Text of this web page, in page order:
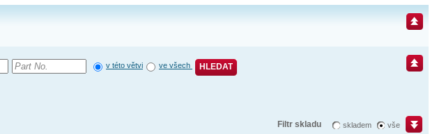
v této větvi ve všech HLEDAT
Filtr skladu skladem vše